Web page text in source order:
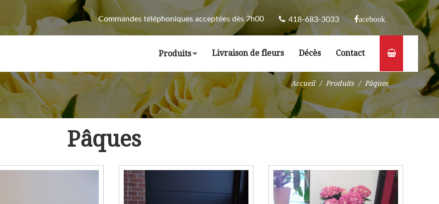
Commandes téléphoniques acceptées dès 7h00 418-683-3033 acebook
Produits Livraison de fleurs Décès Contact
Accueil Produits Pâques
Pâques